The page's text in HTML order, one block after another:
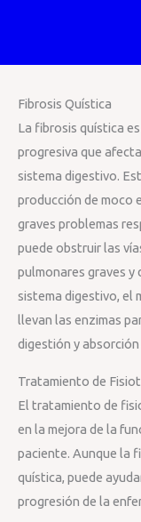
Fibrosis Quística
La fibrosis quística
progresiva que
sistema digestivo.
producción de moco
graves problemas
puede obstruir las
pulmonares graves y
sistema digestivo, el
llevan las enzimas
digestión y
Tratamiento de
El tratamiento de
en la mejora de la
paciente. Aunque la
quística, puede
progresión de la